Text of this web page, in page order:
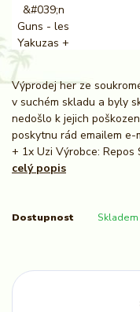
Výprodej her ze
v suchém skladu a byly
nedošlo k jejich
poskytnu rád emailem
+ 1x Uzi Výrobce:
celý popis
Dostupnost Skladem